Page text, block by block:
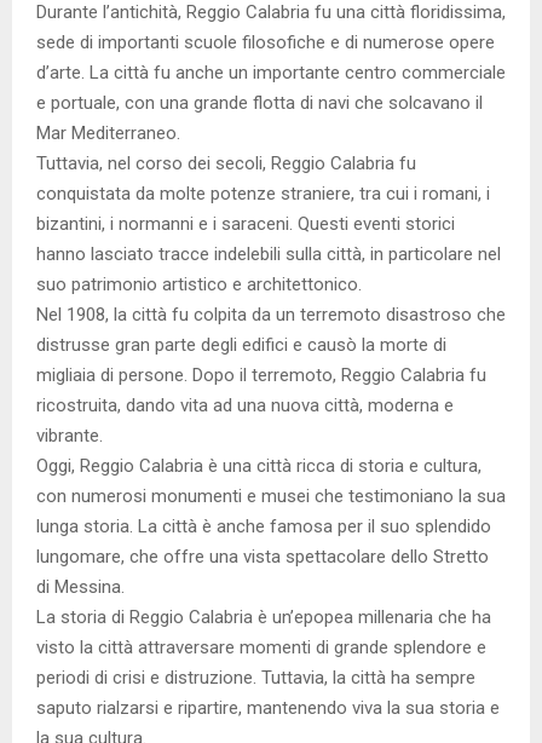
Durante l’antichità, Reggio Calabria fu una città floridissima,
sede di importanti scuole filosofiche e di numerose opere
d’arte. La città fu anche un importante centro commerciale
e portuale, con una grande flotta di navi che solcavano il
Mar Mediterraneo.
Tuttavia, nel corso dei secoli, Reggio Calabria fu
conquistata da molte potenze straniere, tra cui i romani, i
bizantini, i normanni e i saraceni. Questi eventi storici
hanno lasciato tracce indelebili sulla città, in particolare nel
suo patrimonio artistico e architettonico.
Nel 1908, la città fu colpita da un terremoto disastroso che
distrusse gran parte degli edifici e causò la morte di
migliaia di persone. Dopo il terremoto, Reggio Calabria fu
ricostruita, dando vita ad una nuova città, moderna e
vibrante.
Oggi, Reggio Calabria è una città ricca di storia e cultura,
con numerosi monumenti e musei che testimoniano la sua
lunga storia. La città è anche famosa per il suo splendido
lungomare, che offre una vista spettacolare dello Stretto
di Messina.
La storia di Reggio Calabria è un’epopea millenaria che ha
visto la città attraversare momenti di grande splendore e
periodi di crisi e distruzione. Tuttavia, la città ha sempre
saputo rialzarsi e ripartire, mantenendo viva la sua storia e
la sua cultura.